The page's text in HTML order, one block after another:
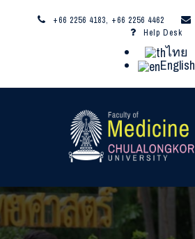
+66 2256 4183, +66 2256 4462
Help Desk
ไทย
English